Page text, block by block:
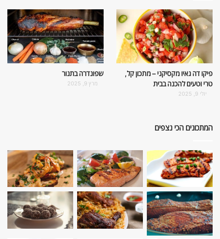
פיקו דה גאיו מקסיקני – מתכון קל,
טרי וטעים להכנה בבית
יולי 9, 2025
שפונדרה בתנור
מרץ 9, 2025
המתכונים הכי נצפים